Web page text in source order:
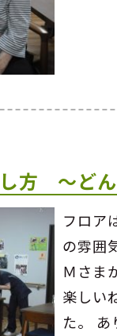
方 ～ど
フロア
の雰囲
Ｍさま
楽しい
た。 あ